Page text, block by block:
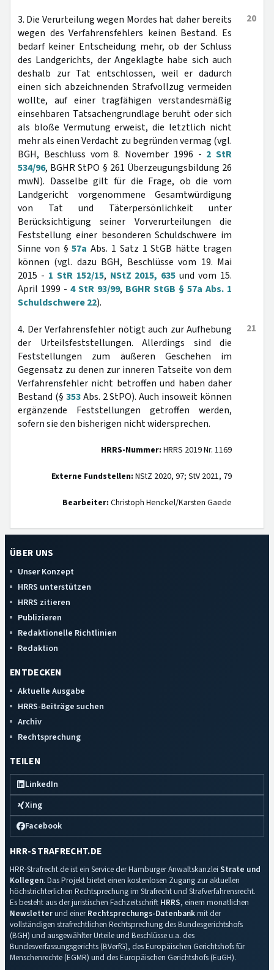
20
3. Die Verurteilung wegen Mordes hat daher bereits
wegen des Verfahrensfehlers keinen Bestand. Es
bedarf keiner Entscheidung mehr, ob der Schluss
des Landgerichts, der Angeklagte habe sich auch
deshalb zur Tat entschlossen, weil er dadurch
einen sich abzeichnenden Strafvollzug vermeiden
wollte, auf einer tragfähigen verstandesmäßig
einsehbaren Tatsachengrundlage beruht oder sich
als bloße Vermutung erweist, die letztlich nicht
mehr als einen Verdacht zu begründen vermag (vgl.
BGH, Beschluss vom 8. November 1996 - 2 StR
534/96, BGHR StPO § 261 Überzeugungsbildung 26
mwN). Dasselbe gilt für die Frage, ob die vom
Landgericht vorgenommene Gesamtwürdigung
von Tat und Täterpersönlichkeit unter
Berücksichtigung seiner Vorverurteilungen die
Feststellung einer besonderen Schuldschwere im
Sinne von §57a Abs. 1 Satz 1 StGB hätte tragen
können (vgl. dazu BGH, Beschlüsse vom 19. Mai
2015 - 1 StR 152/15, NStZ 2015, 635 und vom 15.
April 1999 - 4 StR 93/99, BGHR StGB § 57a Abs. 1
Schuldschwere 22).
21
4. Der Verfahrensfehler nötigt auch zur Aufhebung
der Urteilsfeststellungen. Allerdings sind die
Feststellungen zum äußeren Geschehen im
Gegensatz zu denen zur inneren Tatseite von dem
Verfahrensfehler nicht betroffen und haben daher
Bestand (§ 353Abs. 2 StPO). Auch insoweit können
ergänzende Feststellungen getroffen werden,
sofern sie den bisherigen nicht widersprechen.
HRRS-Nummer: HRRS 2019 Nr. 1169
Externe Fundstellen: NStZ 2020, 97; StV 2021, 79
Bearbeiter: Christoph Henckel/Karsten Gaede
ÜBER UNS
Unser Konzept
HRRS unterstützen
HRRS zitieren
Publizieren
Redaktionelle Richtlinien
Redaktion
ENTDECKEN
Aktuelle Ausgabe
HRRS-Beiträge suchen
Archiv
Rechtsprechung
TEILEN
LinkedIn
Xing
Facebook
HRR-STRAFRECHT.DE
HRR-Strafrecht.de ist ein Service der Hamburger Anwaltskanzlei Strate und
Kollegen. Das Projekt bietet einen kostenlosen Zugang zur aktuellen
höchstrichterlichen Rechtsprechung im Strafrecht und Strafverfahrensrecht.
Es besteht aus der juristischen Fachzeitschrift HRRS, einem monatlichen
Newsletterund einerRechtsprechungs-Datenbankmit der
vollständigen strafrechtlichen Rechtsprechung des Bundesgerichtshofs
(BGH) und ausgewählter Urteile und Beschlüsse u.a. des
Bundesverfassungsgerichts (BVerfG), des Europäischen Gerichtshofs für
Menschenrechte (EGMR) und des Europäischen Gerichtshofs (EuGH).